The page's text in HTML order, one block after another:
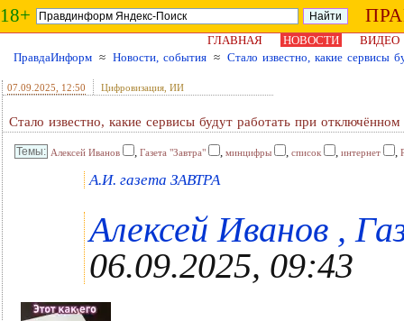
18+
ГЛАВНАЯ НОВОСТИ
ВИДЕО
ПравдаИнформ ≈ Новости, события ≈ Стало известно, какие сервисы
07.09.2025 , 12:50 Цифровизация, ИИ
Стало известно, какие сервисы будут работать при отключённом
Алексей Иванов , Газета "Завтра" , минцифры , список , интернет ,
А.И. газета ЗАВТРА
Алексей Иванов ,
06.09.2025, 09:43